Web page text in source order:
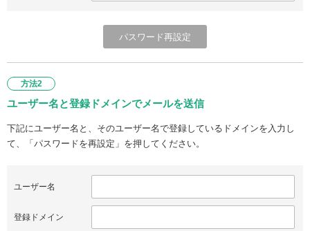
方法2
ユーザー名と登録ドメインでメールを送信
下記にユーザー名と、そのユーザー名で登録しているドメインを入力し
て、「パスワードを再設定」を押してください。
ユーザー名
登録ドメイン